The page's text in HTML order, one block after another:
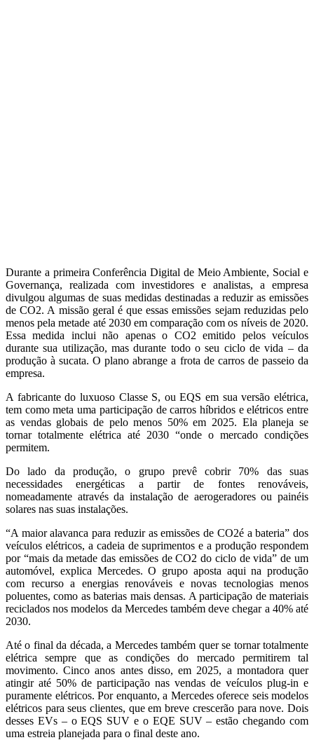
Durante a primeira Conferência Digital de Meio Ambiente, Social e
Governança, realizada com investidores e analistas, a empresa
divulgou algumas de suas medidas destinadas a reduzir as emissões
de CO2. A missão geral é que essas emissões sejam reduzidas pelo
menos pela metade até 2030 em comparação com os níveis de 2020.
Essa medida inclui não apenas o CO2 emitido pelos veículos
durante sua utilização, mas durante todo o seu ciclo de vida – da
produção à sucata. O plano abrange a frota de carros de passeio da
empresa.
A fabricante do luxuoso Classe S, ou EQS em sua versão elétrica,
tem como meta uma participação de carros híbridos e elétricos entre
as vendas globais de pelo menos 50% em 2025. Ela planeja se
tornar totalmente elétrica até 2030 “onde o mercado condições
permitem.
Do lado da produção, o grupo prevê cobrir 70% das suas
necessidades energéticas a partir de fontes renováveis,
nomeadamente através da instalação de aerogeradores ou painéis
solares nas suas instalações.
“A maior alavanca para reduzir as emissões de CO2é a bateria” dos
veículos elétricos, a cadeia de suprimentos e a produção respondem
por “mais da metade das emissões de CO2 do ciclo de vida” de um
automóvel, explica Mercedes. O grupo aposta aqui na produção
com recurso a energias renováveis ​​e novas tecnologias menos
poluentes, como as baterias mais densas. A participação de materiais
reciclados nos modelos da Mercedes também deve chegar a 40% até
2030.
Até o final da década, a Mercedes também quer se tornar totalmente
elétrica sempre que as condições do mercado permitirem tal
movimento. Cinco anos antes disso, em 2025, a montadora quer
atingir até 50% de participação nas vendas de veículos plug-in e
puramente elétricos. Por enquanto, a Mercedes oferece seis modelos
elétricos para seus clientes, que em breve crescerão para nove. Dois
desses EVs – o EQS SUV e o EQE SUV – estão chegando com
uma estreia planejada para o final deste ano.